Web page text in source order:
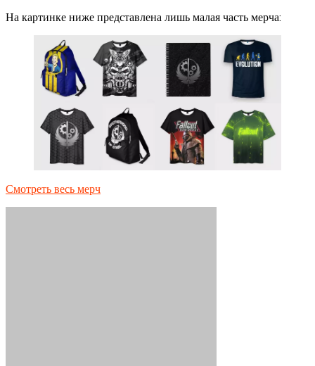
На картинке ниже представлена лишь малая часть мерча:
Смотреть весь мерч